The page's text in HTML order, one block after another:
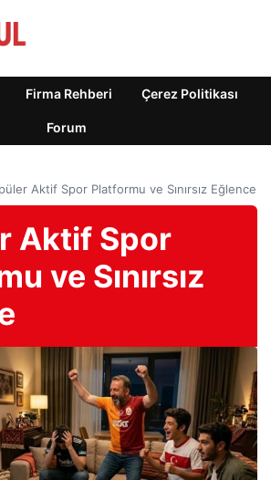
Firma Rehberi Çerez Politikası
Forum
Aktif Spor Platformu ve Sınırsız Eğlence
Aktif Spor
ve Sınırsız